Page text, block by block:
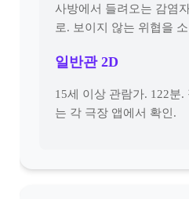
사방에서 들려오는 감염
로. 보이지 않는 위협을
일반관 2D
15세 이상 관람가. 122분.
는 각 극장 앱에서 확인.